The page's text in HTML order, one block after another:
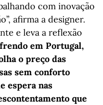
com inovação
afirma a designer.
e leva a reflexão
em Portugal,
o preço das
sem conforto
espera nas
que